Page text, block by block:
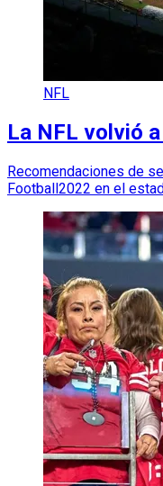
NFL
La NFL volvió
Recomendaciones de
Football2022 en el